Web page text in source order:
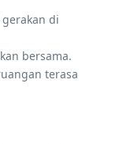
di
bersama.
terasa